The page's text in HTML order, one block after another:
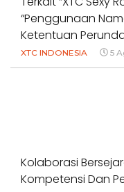
“Penggunaan
Ketentuan
XTC INDONESIA 5
Kolaborasi
Kompetensi Dan